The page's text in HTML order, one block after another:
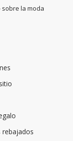
la moda
rebajados